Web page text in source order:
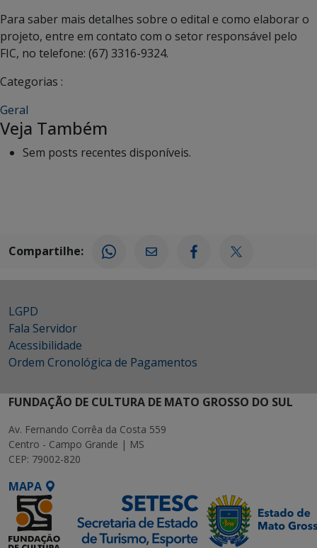
Para saber mais detalhes sobre o edital e como elaborar o
projeto, entre em contato com o setor responsável pelo
FIC, no telefone: (67) 3316-9324.
Categorias :
Geral
Veja Também
Sem posts recentes disponíveis.
Compartilhe:
LGPD
Fala Servidor
Acessibilidade
Ordem Cronológica de Pagamentos
FUNDAÇÃO DE CULTURA DE MATO GROSSO DO SUL
Av. Fernando Corrêa da Costa 559
Centro - Campo Grande | MS
CEP: 79002-820
MAPA